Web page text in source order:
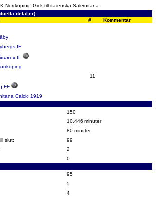
Norrköping. Gick till italienska Salernitana
detaljer)
#
Kommentar
IF
IF
11
FF
Calcio 1919
150
10,446 minuter
80 minuter
slut:
99
2
0
95
5
4